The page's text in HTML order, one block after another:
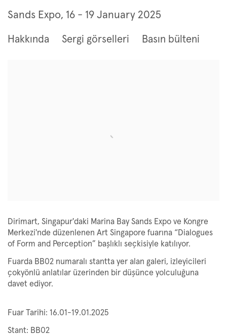
Art SG 2025
Sands Expo, 16 - 19 January 2025
Hakkında Sergi görselleri Basın bülteni
Dirimart, Singapur'daki Marina Bay Sands Expo ve Kongre
Merkezi'nde düzenlenen Art Singapore fuarına “Dialogues
of Form and Perception” başlıklı seçkisiyle katılıyor.
Fuarda BB02 numaralı stantta yer alan galeri, izleyicileri
çokyönlü anlatılar üzerinden bir düşünce yolculuğuna
davet ediyor.
Fuar Tarihi: 16.01-19.01.2025
Stant: BB02